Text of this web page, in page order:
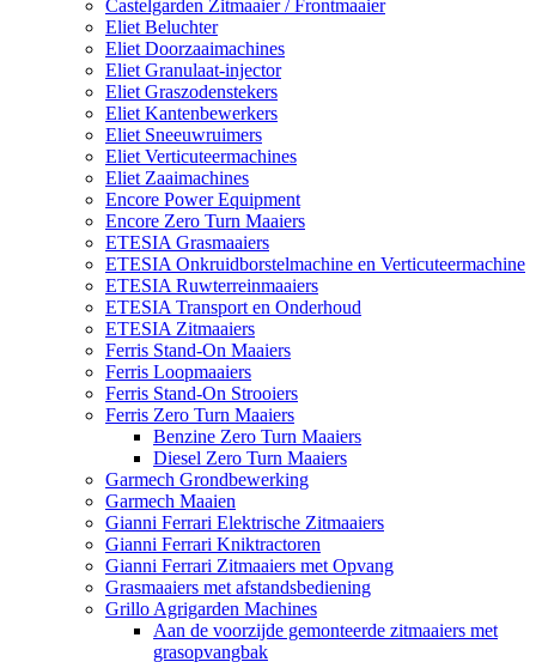
Castelgarden Zitmaaier / Frontmaaier
Eliet Beluchter
Eliet Doorzaaimachines
Eliet Granulaat-injector
Eliet Graszodenstekers
Eliet Kantenbewerkers
Eliet Sneeuwruimers
Eliet Verticuteermachines
Eliet Zaaimachines
Encore Power Equipment
Encore Zero Turn Maaiers
ETESIA Grasmaaiers
ETESIA Onkruidborstelmachine en Verticuteermachine
ETESIA Ruwterreinmaaiers
ETESIA Transport en Onderhoud
ETESIA Zitmaaiers
Ferris Stand-On Maaiers
Ferris Loopmaaiers
Ferris Stand-On Strooiers
Ferris Zero Turn Maaiers
Benzine Zero Turn Maaiers
Diesel Zero Turn Maaiers
Garmech Grondbewerking
Garmech Maaien
Gianni Ferrari Elektrische Zitmaaiers
Gianni Ferrari Kniktractoren
Gianni Ferrari Zitmaaiers met Opvang
Grasmaaiers met afstandsbediening
Grillo Agrigarden Machines
Aan de voorzijde gemonteerde zitmaaiers met
grasopvangbak